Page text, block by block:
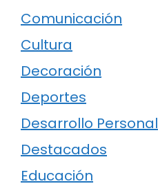
Comunicación
Cultura
Decoración
Deportes
Desarrollo Personal
Destacados
Educación